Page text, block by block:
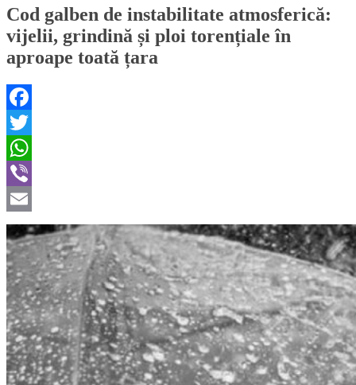
Cod galben de instabilitate atmosferică:
vijelii, grindină și ploi torențiale în
aproape toată țara
Facebook
Twitter
WhatsApp
Viber
Email